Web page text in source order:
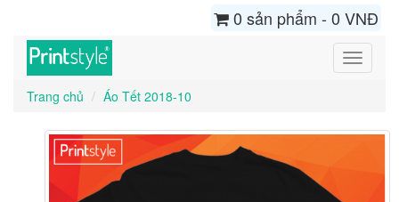
0 sản phẩm - 0 VNĐ
Toggle
Trang chủ
Áo Tết 2018-10